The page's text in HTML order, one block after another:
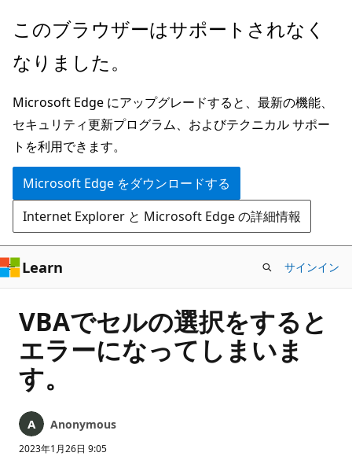
メ
ン
ン
テ
ン
ツ
に
ス
キ
ッ
プ
このブラウザーはサポートされなく
なりました。
Microsoft Edge にアップグレードすると、最新の機能、
セキュリティ更新プログラム、およびテクニカル サポー
トを利用できます。
Microsoft Edge をダウンロードする
Internet Explorer と Microsoft Edge の詳細情報
Learn サインイン
VBAでセルの選択をすると
エラーになってしまいま
す。
Anonymous
2023年1月26日 9:05